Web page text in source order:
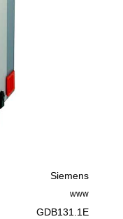
Siemens
www
GDB131.1E